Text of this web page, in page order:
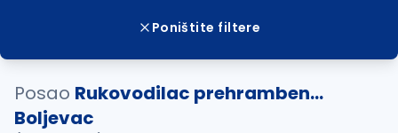
Poništite filtere
Posao Rukovodilac prehramben...
Boljevac